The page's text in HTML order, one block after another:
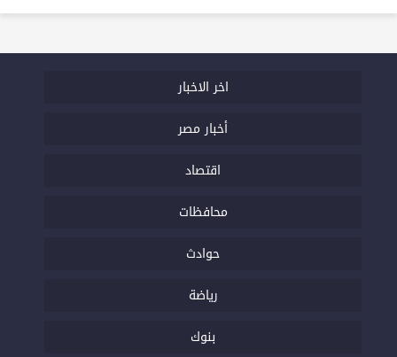
اخر الاخبار
أخبار مصر
اقتصاد
محافظات
حوادث
رياضة
بنوك